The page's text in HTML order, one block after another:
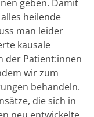
geben. Damit
heilende
man leider
kausale
der Patient:innen
wir zum
behandeln.
die sich in
neu entwickelte